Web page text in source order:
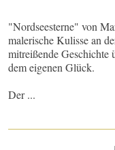
"Nordseesterne" von
malerische Kulisse an
mitreißende Geschichte
dem eigenen Glück.
Der ...